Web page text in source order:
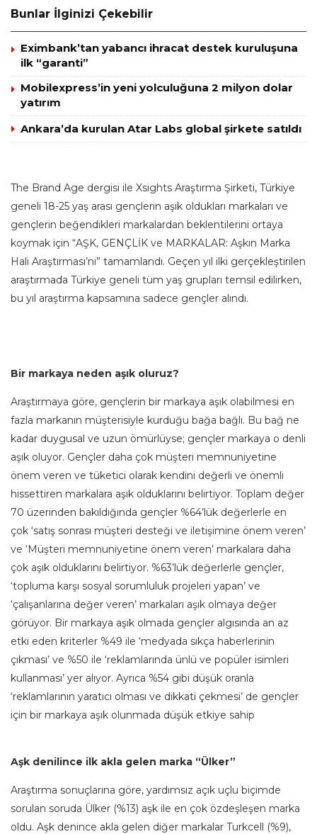
Bunlar İlginizi Çekebilir
Eximbank’tan yabancı ihracat destek kuruluşuna
ilk “garanti”
Mobilexpress’in yeni yolculuğuna 2 milyon dolar
yatırım
Ankara’da kurulan Atar Labs global şirkete satıldı
The Brand Age dergisi ile Xsights Araştırma Şirketi, Türkiye
geneli 18-25 yaş arası gençlerin aşık oldukları markaları ve
gençlerin beğendikleri markalardan beklentilerini ortaya
koymak için “AŞK, GENÇLİK ve MARKALAR: Aşkın Marka
Hali Araştırması’nı” tamamlandı. Geçen yıl ilki gerçekleştirilen
araştırmada Türkiye geneli tüm yaş grupları temsil edilirken,
bu yıl araştırma kapsamına sadece gençler alındı.
Bir markaya neden aşık oluruz?
Araştırmaya göre, gençlerin bir markaya aşık ola­bilmesi en
fazla markanın müşterisiyle kurduğu bağa bağlı. Bu bağ ne
kadar duygusal ve uzun ömürlüyse; gençler markaya o denli
aşık oluyor. Gençler daha çok müşteri memnuniyetine
önem veren ve tüketici olarak kendini değerli ve önemli
hissettiren markalara aşık olduklarını belirtiyor. Toplam değer
70 üzerinden bakıldığında gençler %64’lük değerlerle en
çok ‘satış sonrası müşteri desteği ve iletişimine önem veren’
ve ‘Müşteri memnuniyetine önem veren’ markalara daha
çok aşık olduklarını belirtiyor. %63’lük değerlerle gençler,
‘topluma karşı sosyal sorumluluk projeleri yapan’ ve
‘çalışanlarına değer veren’ markaları aşık olmaya değer
görüyor. Bir markaya aşık olmada gençler algısında an az
etki eden kriterler %49 ile ‘medyada sıkça haberlerinin
çıkması’ ve %50 ile ‘reklamlarında ünlü ve popüler isimleri
kullanması’ yer alıyor. Ayrıca %54 gibi düşük oranla
‘reklamlarının yaratıcı olması ve dikkati çekmesi’ de gençler
için bir markaya aşık olunmada düşük etkiye sahip
Aşk denilince ilk akla gelen marka “Ülker”
Araştırma sonuçlarına göre, yardımsız açık uçlu biçimde
sorulan soruda Ülker (%13) aşk ile en çok özdeşleşen marka
oldu. Aşk denince akla gelen diğer markalar Turkcell (%9),